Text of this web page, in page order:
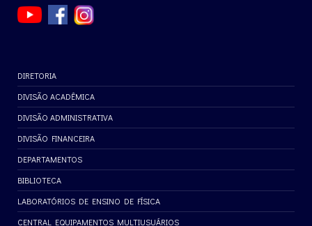
DIRETORIA
DIVISÃO ACADÊMICA
DIVISÃO ADMINISTRATIVA
DIVISÃO FINANCEIRA
DEPARTAMENTOS
BIBLIOTECA
LABORATÓRIOS DE ENSINO DE FÍSICA
CENTRAL EQUIPAMENTOS MULTIUSUÁRIOS